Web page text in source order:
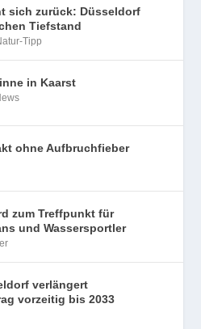
sich zurück: Düsseldorf
Tiefstand
Tipp
in Kaarst
ohne Aufbruchfieber
zum Treffpunkt für
und Wassersportler
verlängert
vorzeitig bis 2033